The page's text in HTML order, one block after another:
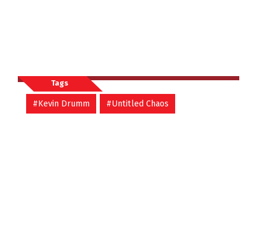
Tags
#Kevin Drumm #Untitled Chaos